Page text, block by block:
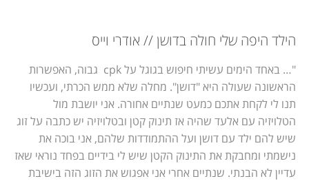
הילד היפה שלי חולה בדושן // אודרי וייס
"… באחד הימים עשיתי חיפוש בגוגל על cpk גבוה, האפשרות
הראשונה שעולה היא "דושן". מחלה שלא ממש הכרתי, ועכשיו
תנו לי לקחת אתכם כמעט שנתיים אחורה. אני יושבת מול
הטלויזיה עם אלעד שהיה אז תינוק קטן ובטלויזיה יש כתבה על זוג
שיש להם ילד עם דושן ועל ההתמודדות שלהם, אני בוכה את
נישמתי ומחבקת את התינוק הקטן שיש לי בידיים בפחד נוראי שאז
עדיין לא הבנתי. שנתיים אחרי אני אפגוש את הזוג הזה בישיבת